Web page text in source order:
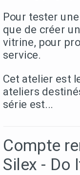
Pour tester
que de créer
vitrine, pour
service.
Cet atelier est
ateliers
série est...
Compte
Silex - Do